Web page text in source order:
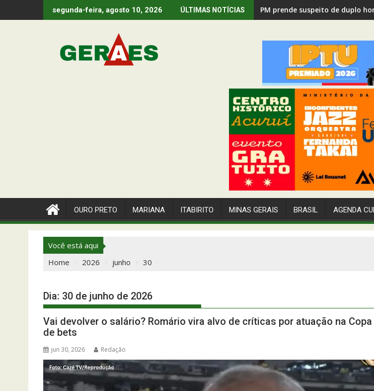
to
segunda-feira, agosto 10, 2026 ÚLTIMAS NOTÍCIAS PM prende suspeito de duplo
OURO PRETO MARIANA ITABIRITO MINAS GERAIS BRASIL AGENDA
Você está aqui
Home
2026 junho 30
Dia: 30 de junho de 2026
Vai devolver o salário? Romário vira alvo de críticas por atuação na
de bets
jun 30, 2026 Redação